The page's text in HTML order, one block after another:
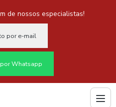
de nossos especialistas!
por e-mail
Whatsapp